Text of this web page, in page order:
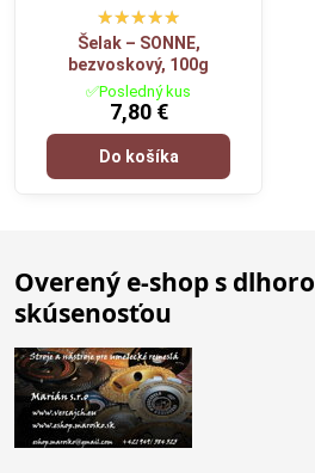
Šelak – SONNE,
bezvoskový, 100g
✅Posledný kus
7,80 €
Do košíka
Overený e-shop s
skúsenosťou